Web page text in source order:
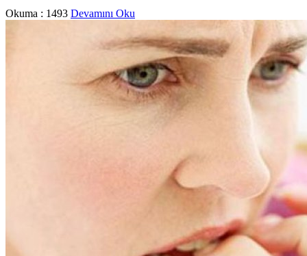
Okuma : 1493 Devamını Oku